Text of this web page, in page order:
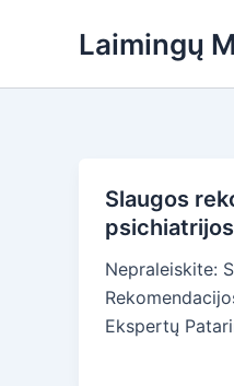
Laimingų
Slaugos
Nepraleiskite:
Ekspertų